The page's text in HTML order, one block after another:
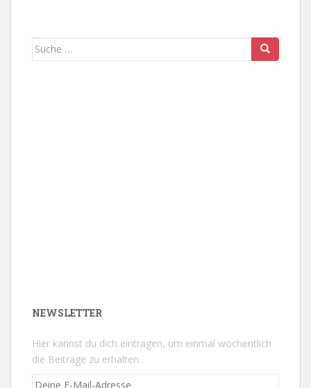
Suche
NEWSLETTER
Hier kannst du dich eintragen, um einmal wöchentlich
die Beiträge zu erhalten.